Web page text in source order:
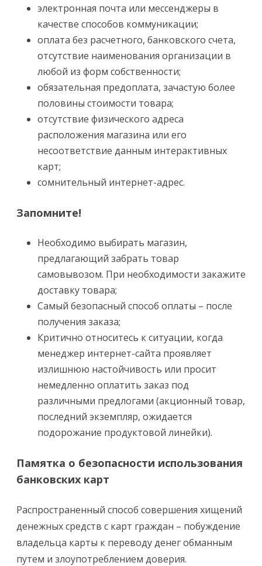
электронная почта или мессенджеры в
качестве способов коммуникации;
оплата без расчетного, банковского счета,
отсутствие наименования организации в
любой из форм собственности;
обязательная предоплата, зачастую более
половины стоимости товара;
отсутствие физического адреса
расположения магазина или его
несоответствие данным интерактивных
карт;
сомнительный интернет-адрес.
Запомните!
Необходимо выбирать магазин,
предлагающий забрать товар
самовывозом. При необходимости закажите
доставку товара;
Самый безопасный способ оплаты – после
получения заказа;
Критично относитесь к ситуации, когда
менеджер интернет-сайта проявляет
излишнюю настойчивость или просит
немедленно оплатить заказ под
различными предлогами (акционный товар,
последний экземпляр, ожидается
подорожание продуктовой линейки).
Памятка о безопасности использования
банковских карт
Распространенный способ совершения хищений
денежных средств с карт граждан – побуждение
владельца карты к переводу денег обманным
путем и злоупотреблением доверия.